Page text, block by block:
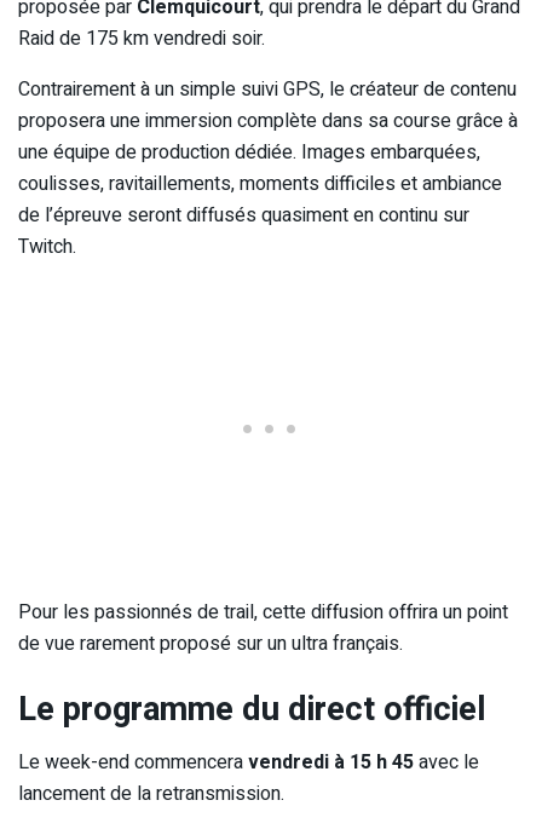
proposée par Clemquicourt, qui prendra le départ du Grand
Raid de 175 km vendredi soir.
Contrairement à un simple suivi GPS, le créateur de contenu
proposera une immersion complète dans sa course grâce à
une équipe de production dédiée. Images embarquées,
coulisses, ravitaillements, moments difficiles et ambiance
de l’épreuve seront diffusés quasiment en continu sur
Twitch.
Pour les passionnés de trail, cette diffusion offrira un point
de vue rarement proposé sur un ultra français.
Le programme du direct officiel
Le week-end commenceravendredi à 15 h 45avec le
lancement de la retransmission.